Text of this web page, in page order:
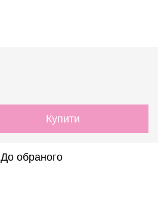
Купити
До обраного